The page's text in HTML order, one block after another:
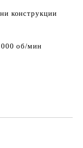
конструкции
об/мин